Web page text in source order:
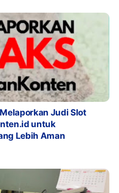
Judi Slot
untuk
Lebih Aman